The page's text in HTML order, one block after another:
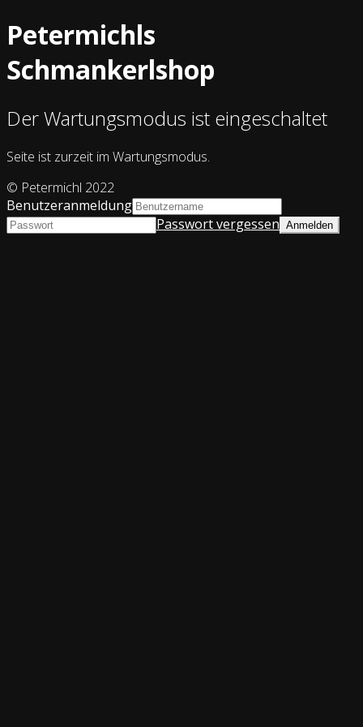
Petermichls
Schmankerlshop
Der Wartungsmodus ist eingeschaltet
Seite ist zurzeit im Wartungsmodus.
© Petermichl 2022
Benutzeranmeldung
Passwort vergessen